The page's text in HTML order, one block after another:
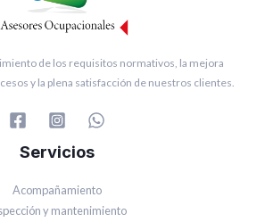
de los requisitos normativos, la mejora
y la plena satisfacción de nuestros clientes.
Servicios
Acompañamiento
y mantenimiento